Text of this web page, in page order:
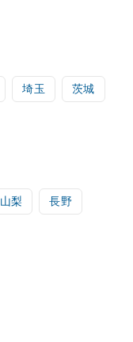
埼玉 茨城
山梨 長野